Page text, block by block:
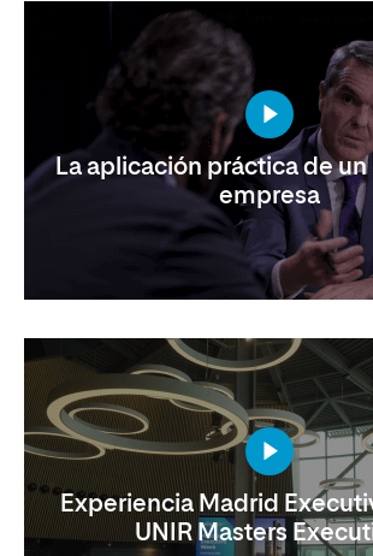
La aplicación práctica de un
empresa
Experiencia Madrid
UNIR Masters